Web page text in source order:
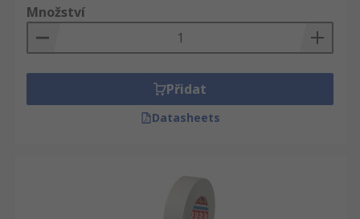
Množství
Přidat
Datasheets